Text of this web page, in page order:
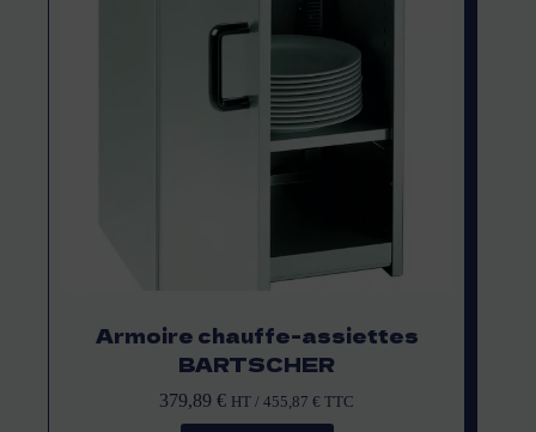
Armoire chauffe-assiettes
BARTSCHER
379,89€ HT /455,87€ TTC